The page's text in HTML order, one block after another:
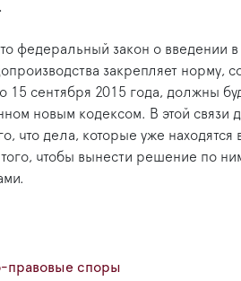
федеральный закон о введении в
закрепляет норму,
15 сентября 2015 года, должны
новым кодексом. В этой связи
что дела, которые уже находятся
чтобы вынести решение по
правовые споры